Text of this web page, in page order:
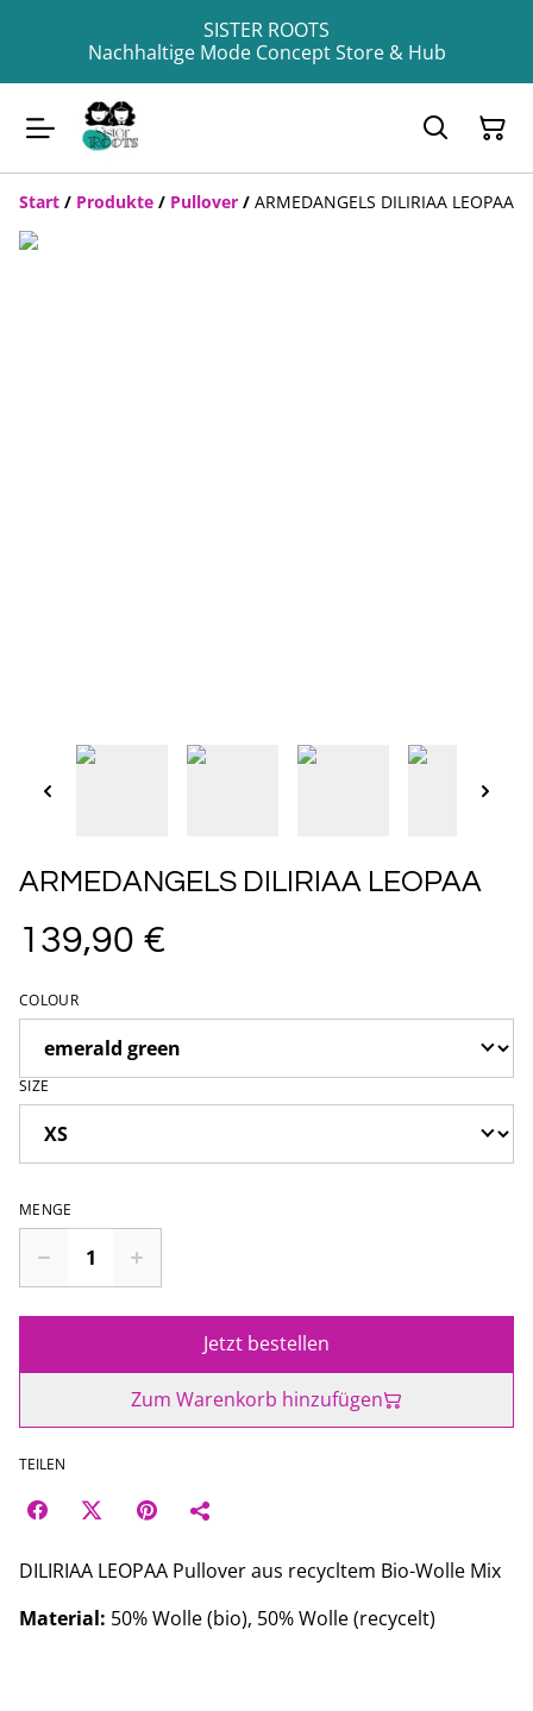
SISTER ROOTS
Nachhaltige Mode Concept Store & Hub
Start / Produkte / Pullover / ARMEDANGELS DILIRIAA LEOPAA
ARMEDANGELS DILIRIAA LEOPAA
139,90 €
COLOUR
SIZE
MENGE
Jetzt bestellen
Zum Warenkorb hinzufügen
TEILEN
DILIRIAA LEOPAA Pullover aus recycltem Bio-Wolle Mix
Material: 50% Wolle (bio), 50% Wolle (recycelt)